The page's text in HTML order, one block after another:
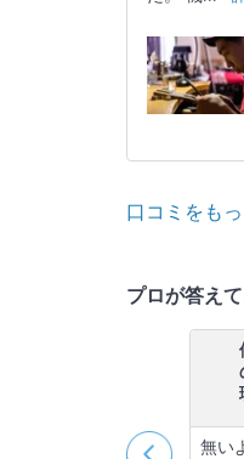
口コミをも
プロが答え
絡下さい。 相談さ
無い